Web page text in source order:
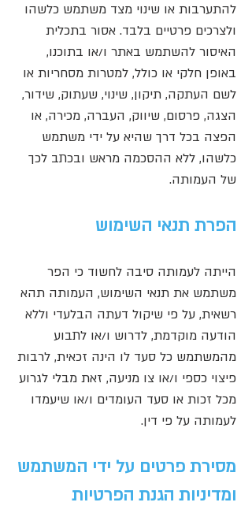
להתערבות או שינוי מצד משתמש כלשהו
ולצרכים פרטיים בלבד. אסור בתכלית
האיסור להשתמש באתר ו/או בתוכנו,
באופן חלקי או כולל, למטרות מסחריות או
לשם העתקה, תיקון, שינוי, שעתוק, שידור,
הצגה, פרסום, שיווק, העברה, מכירה, או
הפצה בכל דרך שהיא על ידי משתמש
כלשהו, ללא ההסכמה מראש ובכתב לכך
של העמותה.
הפרת תנאי השימוש
הייתה לעמותה סיבה לחשוד כי הפר
משתמש את תנאי השימוש, העמותה תהא
רשאית, על פי שיקול דעתה הבלעדי וללא
הודעה מוקדמת, לדרוש ו/או לתבוע
מהמשתמש כל סעד לו הינה זכאית, לרבות
פיצוי כספי ו/או צו מניעה, זאת מבלי לגרוע
מכל זכות או סעד העומדים ו/או שיעמדו
לעמותה על פי דין.
מסירת פרטים על ידי המשתמש
ומדיניות הגנת הפרטיות